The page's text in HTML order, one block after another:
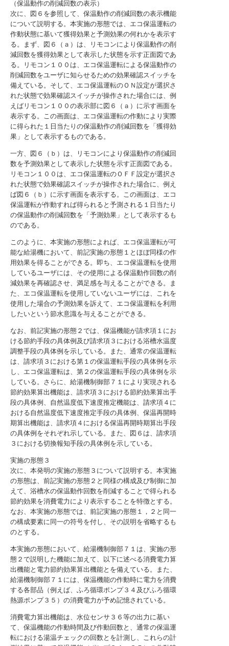
（保温動作の削減回数の表示）
次に、図６を参照して、保温動作の削減回数の表示機能
について説明する。本実施の形態では、エコ保温運転の
作動状態に基いて獲得効果と予測効果の何れかを表示す
る。まず、図６（ａ）は、リモコンにより保温動作の削
減回数を獲得効果として表示した状態を示す正面図であ
る。リモコン１００は、エコ保温運転による保温動作の
削減回数をユーザに知らせるための効果確認スイッチを
備えている。そして、エコ保温運転のＯＮ設定が選択さ
れた状態で効果確認スイッチが操作された場合には、例
えばリモコン１００の表示部に図６（ａ）に示す画面を
表示する。この画面は、エコ保温運転の作動により実際
に得られた１日当たりの保温動作の削減回数を「獲得効
果」として表示するものである。
一方、図６（ｂ）は、リモコンにより保温動作の削減回
数を予測効果として表示した状態を示す正面図である。
リモコン１００は、エコ保温運転のＯＦＦ設定が選択さ
れた状態で効果確認スイッチが操作された場合に、例え
ば図６（ｂ）に示す画面を表示する。この画面は、エコ
保温運転が作動すれば得られると予測される１日当たり
の保温動作の削減回数を「予測効果」として表示するも
のである。
このように、本実施の形態によれば、エコ保温運転が可
能な給湯機において、前記実施の形態１とほぼ同様の作
用効果を得ることができる。即ち、エコ保温運転を使用
しているユーザには、その使用による保温動作回数の削
減効果を再確認させ、満足感を与えることができる。ま
た、エコ保温運転を使用していないユーザには、これを
使用した場合の予測効果を訴えて、エコ保温運転を利用
したいという節水意識を与えることができる。
なお、前記実施の形態２では、保温機能が請求項１にお
ける節約手段の具体例及び請求項３における浴槽水温度
調整手段の具体例を示している。また、通常の保温運転
は、請求項３における第１の保温運転手段の具体例を示
し、エコ保温運転は、第２の保温運転手段の具体例を示
している。さらに、給湯機制御部７１により実現される
節約効果算出機能は、請求項３における節約効果算出手
段の具体例、自然温度低下速度推定機能は、請求項４に
おける自然温度低下速度推定手段の具体例、保温再開時
期算出機能は、請求項４における保温再開時期算出手段
の具体例をそれぞれ示している。また、図６は、請求項
３における切換報知手段の具体例を示している。
実施の形態３
次に、本発明の実施の形態３について説明する。本実施
の形態は、前記実施の形態２と同様の構成及び制御に加
えて、浴槽水の保温動作回数を削減することで得られる
節約効果を消費電力により表示することを特徴とする。
なお、本実施の形態では、前記実施の形態１，２と同一
の構成要素に同一の符号を付し、その説明を省略するも
のとする。
本実施の形態において、給湯機制御部７１は、実施の形
態２で説明した機能に加えて、以下に述べる消費電力算
出機能と電力節約効果算出機能とを備えている。また、
給湯機制御部７１には、保温機能の作動時に電力を消費
する各部品（例えば、ふろ循環ポンプ３４及びふろ循環
熱源ポンプ３５）の消費電力が予め記憶されている。
消費電力算出機能は、水位センサ３６等の出力に基い
て、保温機能の作動時間及び作動回数と、通常の保温運
転における湯温チェックの回数とを計測し、これらの計